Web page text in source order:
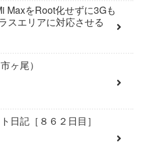
MaxをRoot化せずに3Gも
スエリアに対応させる
ヶ尾）
日記［８６２日目］